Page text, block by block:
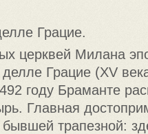
Грацие.
церквей Милана
Грацие (XV
году Браманте
Главная
трапезной: